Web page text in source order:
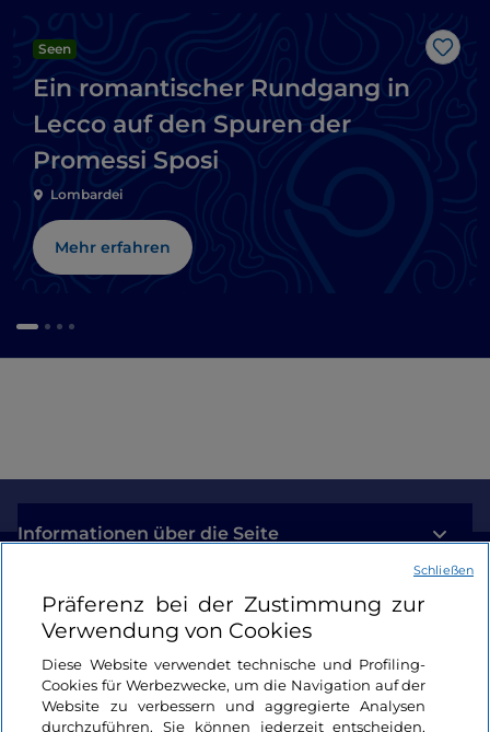
Like
Seen
Ein romantischer Rundgang in
Lecco auf den Spuren der
Promessi Sposi
Lombardei
Mehr erfahren
Informationen über die Seite
Nützliche Links
Login
Bleiben wir in Kontakt
Präferenz bei der Zustimmung zur
Verwendung von Cookies
Diese Website verwendet technische und Profiling-
Cookies für Werbezwecke, um die Navigation auf der
Website zu verbessern und aggregierte Analysen
durchzuführen. Sie können jederzeit entscheiden,
Schließen